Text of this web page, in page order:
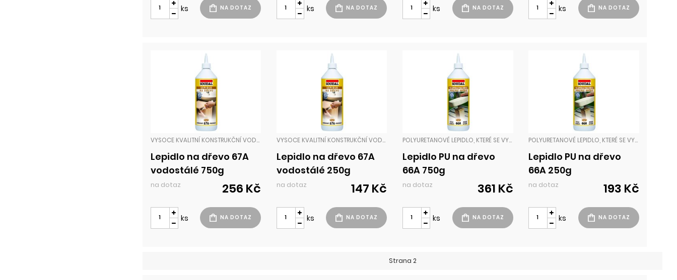
ks ks ks ks
VYSOCE KVALITNÍ KONSTRUKČNÍ VODOSTÁLÉ LEPIDLO PRO TRUHLÁŘE A TESAŘE S VELMI RYCHLOU DOBOU TUHNUTÍ A PEVNOSTÍ SPOJE.KONSTRUKČNÍ LEPENÍ DŘEVĚNÝCH PRVKŮ VE STAVEBNICTVÍ A PRŮMYSLU. LEPENÍ SPOJŮ ZAHRADNÍHO NÁBYTKU, KUCHYŇSKÝCH LINEK, DŘEVĚNÝCH SCHODIŠŤ, EUROO LEPIDLA
Lepidlo na dřevo 67A
vodostálé 750g
na dotaz 256 Kč
ks
VYSOCE KVALITNÍ KONSTRUKČNÍ VODOSTÁLÉ LEPIDLO PRO TRUHLÁŘE A TESAŘE S VELMI RYCHLOU DOBOU TUHNUTÍ A PEVNOSTÍ SPOJE.KONSTRUKČNÍ LEPENÍ DŘEVĚNÝCH PRVKŮ VE STAVEBNICTVÍ A PRŮMYSLU. LEPENÍ SPOJŮ ZAHRADNÍHO NÁBYTKU, KUCHYŇSKÝCH LINEK, DŘEVĚNÝCH SCHODIŠŤ, EUROO LEPIDLA
Lepidlo na dřevo 67A
vodostálé 250g
na dotaz 147 Kč
ks
POLYURETANOVÉ LEPIDLO, KTERÉ SE VYZNAČUJE KRÁTKOU DOBOU SCHNUTÍ, VELMI VYSOKOU LEPICÍ SILOU A NEJVYŠŠÍ TŘÍDOU VODOVZDORNOSTI D4 (ČSN EN 204). MÁ VYPLŇOVACÍ SCHOPNOSTI - NAPĚŇUJE, VYZNAČUJE SE VYSOKOU ADHEZNÍ SILOU. LZE POUŽÍT NA VLHKÉ DŘEVO. ZATÍŽENÍM ČI LEPIDLA
Lepidlo PU na dřevo
66A 750g
na dotaz 361 Kč
ks
POLYURETANOVÉ LEPIDLO, KTERÉ SE VYZNAČUJE KRÁTKOU DOBOU SCHNUTÍ, VELMI VYSOKOU LEPICÍ SILOU A NEJVYŠŠÍ TŘÍDOU VODOVZDORNOSTI D4 (ČSN EN 204). MÁ VYPLŇOVACÍ SCHOPNOSTI - NAPĚŇUJE, VYZNAČUJE SE VYSOKOU ADHEZNÍ SILOU. LZE POUŽÍT NA VLHKÉ DŘEVO. ZATÍŽENÍM ČI LEPIDLA
Lepidlo PU na dřevo
66A 250g
na dotaz 193 Kč
ks
Strana 2